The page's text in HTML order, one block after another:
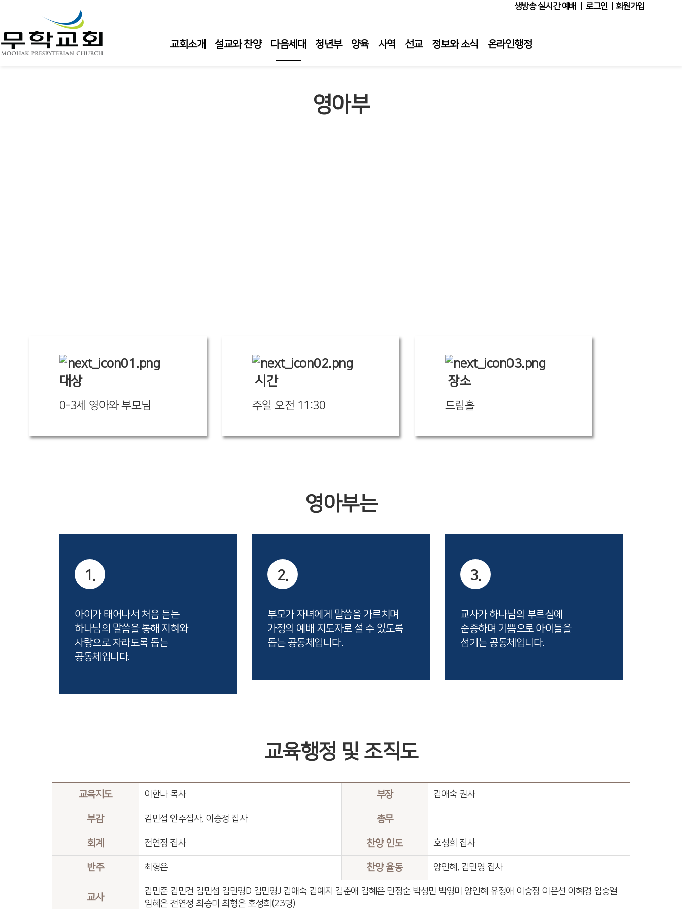
생방송 실시간 예배 로그인 회원가입
교회소개 설교와 찬양 다음세대
교육부 공지
청년부 양육 사역 선교 정보와 소식 온라인행정
영아부
대상
0-3세 영아와 부모님
시간
주일 오전 11:30
장소
드림홀
영아부는
1.
아이가 태어나서 처음 듣는
하나님의 말씀을 통해 지혜와
사랑으로 자라도록 돕는
공동체입니다.
2.
부모가 자녀에게 말씀을 가르치며
가정의 예배 지도자로 설 수 있도록
돕는 공동체입니다.
3.
교사가 하나님의 부르심에
순종하며 기쁨으로 아이들을
섬기는 공동체입니다.
교육행정 및 조직도
교육지도 이한나 목사 부장 김애숙 권사
부감 김민섭 안수집사, 이승정 집사 총무
회계 전연정 집사 찬양 인도 호성희 집사
반주 최형은 찬양 율동 양인혜, 김민영 집사
교사
김민준 김민건 김민섭 김민영D 김민영J 김애숙 김예지 김춘애 김혜은 민정순 박성민 박영미 양인혜 유정애 이승정 이은선 이혜경 임승열
임혜은 전연정 최승미 최형은 호성희(23명)